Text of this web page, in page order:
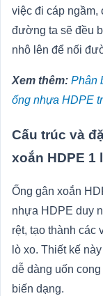
việc đi cáp ngầm,
đường ta sẽ đều
nhô lên để nối
Xem thêm: Phân
ống nhựa HDPE
Cấu trúc và
xoắn HDPE 1
Ống gân xoắn
nhựa HDPE duy
rệt, tạo thành các
lò xo. Thiết kế
dễ dàng uốn
biến dạng.